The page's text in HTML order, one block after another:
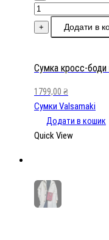
Сумка
кросс-
боди
Valsamaki
кількість
+ Додати в
Сумка кросс-боди
1799,00 ₴
Сумки Valsamaki
Додати в кошик
Quick View